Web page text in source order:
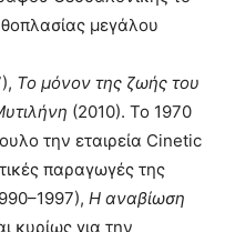
μεγάλου
Το μόνον της ζωής του
(2010). Το 1970
την εταιρεία Cinetic
παραγωγές της
Η αναβίωση
κυρίως για την